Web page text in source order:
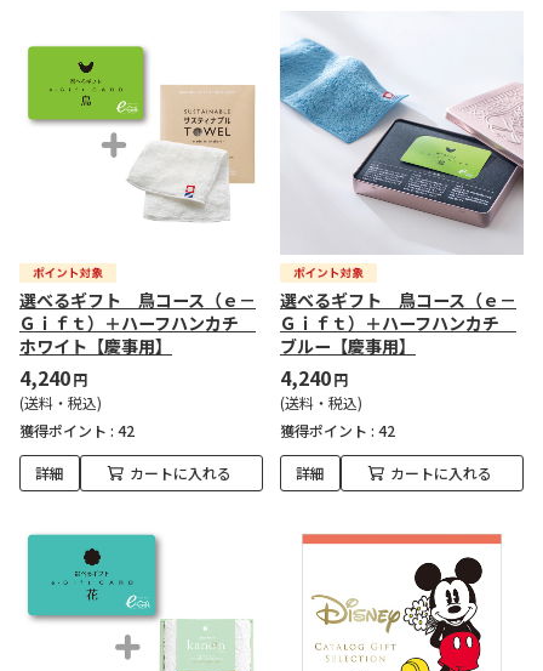
選べるギフト 鳥コース（ｅ－
Ｇｉｆｔ）＋ハーフハンカチ
ホワイト【慶事用】
4,240円
(送料・税込)
獲得ポイント : 42
詳細 カートに入れる
選べるギフト 鳥コース（ｅ－
Ｇｉｆｔ）＋ハーフハンカチ
ブルー【慶事用】
4,240円
(送料・税込)
獲得ポイント : 42
詳細 カートに入れる